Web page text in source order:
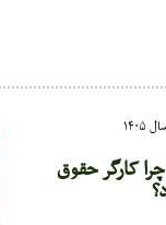
کارگر حقوق